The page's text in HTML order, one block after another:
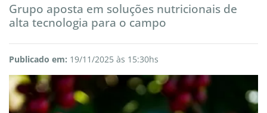
Grupo aposta em soluções nutricionais de
alta tecnologia para o campo
Publicado em: 19/11/2025 às 15:30hs